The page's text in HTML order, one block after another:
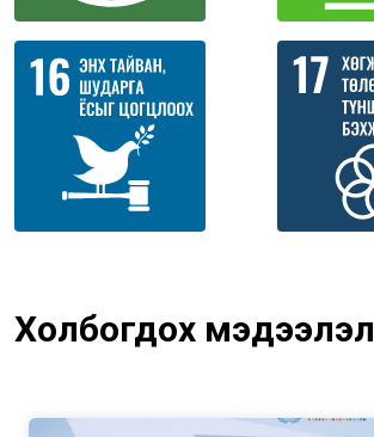
Холбогдох мэдээлэл